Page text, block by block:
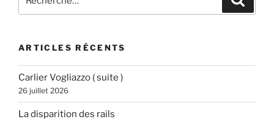
pour
ARTICLES RÉCENTS
Carlier Vogliazzo ( suite )
26 juillet 2026
La disparition des rails